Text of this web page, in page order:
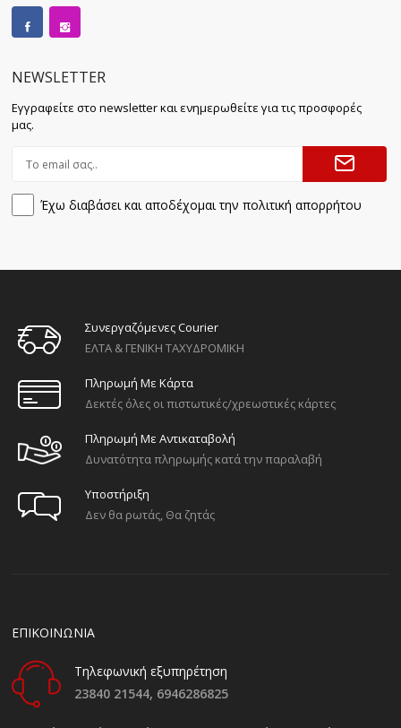
NEWSLETTER
Εγγραφείτε στο newsletter και ενημερωθείτε για τις προσφορές
μας.
Έχω διαβάσει και αποδέχομαι την πολιτική απορρήτου
Συνεργαζόμενες Courier
ΕΛΤΑ & ΓΕΝΙΚΗ ΤΑΧΥΔΡΟΜΙΚΗ
Πληρωμή Με Κάρτα
Δεκτές όλες οι πιστωτικές/χρεωστικές κάρτες
Πληρωμή Με Αντικαταβολή
Δυνατότητα πληρωμής κατά την παραλαβή
Υποστήριξη
Δεν θα ρωτάς, Θα ζητάς
ΕΠΙΚΟΙΝΩΝΙΑ
Τηλεφωνική εξυπηρέτηση
23840 21544, 6946286825